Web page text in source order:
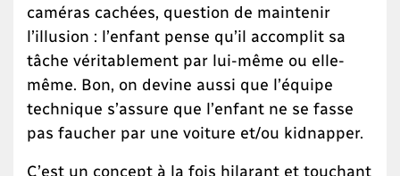
caméras cachées, question de maintenir
l’illusion : l’enfant pense qu’il accomplit sa
tâche véritablement par lui-même ou elle-
même. Bon, on devine aussi que l’équipe
technique s’assure que l’enfant ne se fasse
pas faucher par une voiture et/ou kidnapper.
C’est un concept à la fois hilarant et touchant